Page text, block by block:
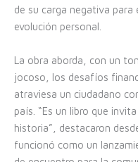
de su carga negativa
evolución personal.
La obra aborda, con un
jocoso, los desafíos
atraviesa un ciudadano
país. “Es un libro que
historia”, destacaron
funcionó como un